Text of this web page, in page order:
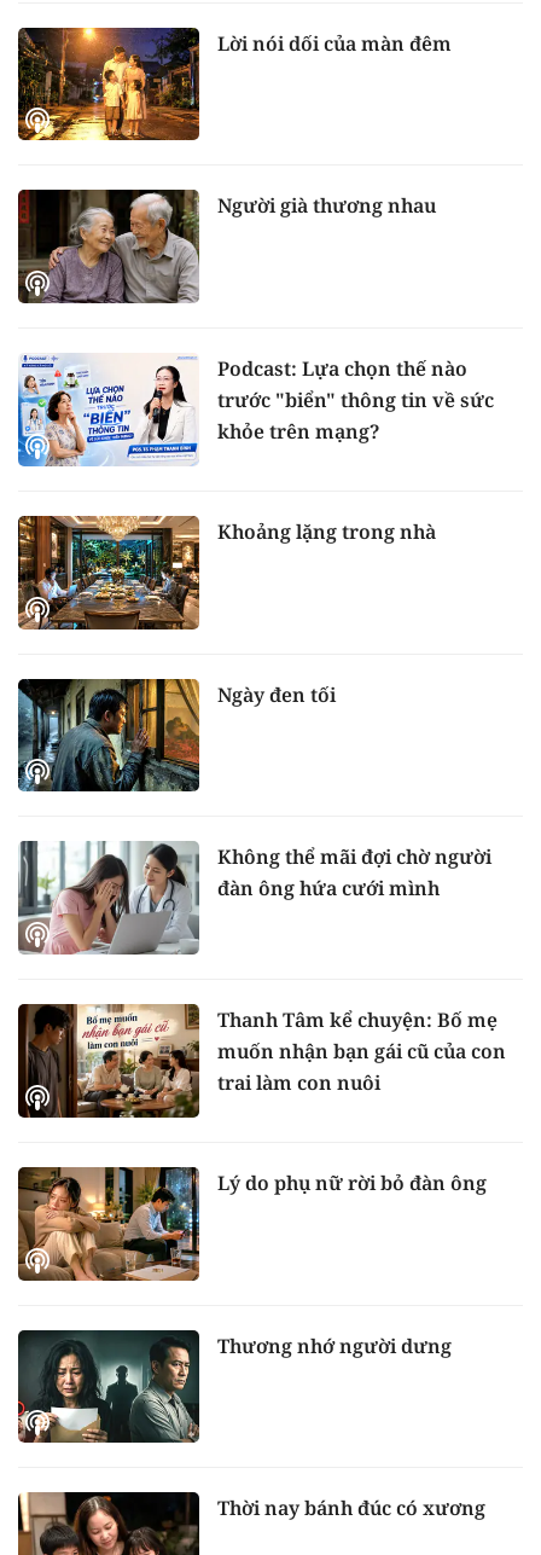
Lời nói dối của màn đêm
Người già thương nhau
Podcast: Lựa chọn thế nào
trước "biển" thông tin về sức
khỏe trên mạng?
Khoảng lặng trong nhà
Ngày đen tối
Không thể mãi đợi chờ người
đàn ông hứa cưới mình
Thanh Tâm kể chuyện: Bố mẹ
muốn nhận bạn gái cũ của con
trai làm con nuôi
Lý do phụ nữ rời bỏ đàn ông
Thương nhớ người dưng
Thời nay bánh đúc có xương